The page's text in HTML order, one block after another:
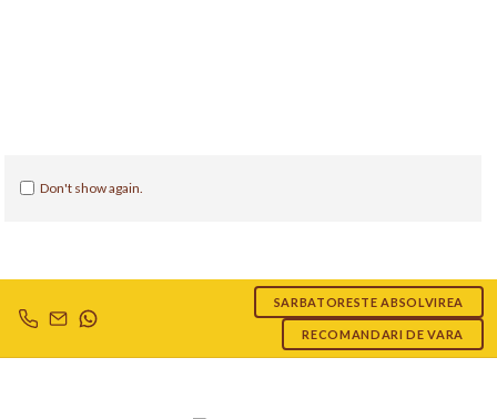
Don't show again.
SARBATORESTE ABSOLVIREA
RECOMANDARI DE VARA